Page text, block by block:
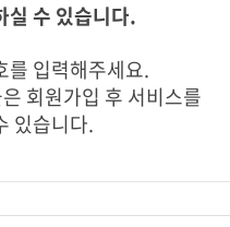
실 수 있습니다.
를 입력해주세요.
회원가입 후 서비스를
있습니다.